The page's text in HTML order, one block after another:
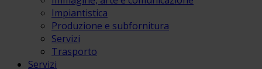
Impiantistica
Produzione e subfornitura
Servizi
Trasporto
Servizi